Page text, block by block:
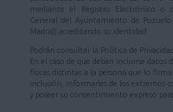
mediante el Registro Electrónico o
General del Ayuntamiento de Pozuelo
Madrid) acreditando su identidad.
Podrán consultar la Política de
En el caso de que deban incluirse datos
físicas distintas a la persona que lo
inclusión, informarles de los extremos
y poseer su consentimiento expreso